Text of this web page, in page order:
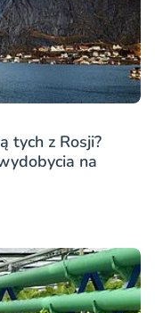
tych z Rosji?
na